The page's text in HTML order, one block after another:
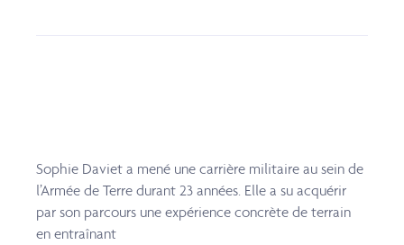
Sophie Daviet a mené une carrière militaire au sein de
l’Armée de Terre durant 23 années. Elle a su acquérir
par son parcours une expérience concrète de terrain
en entraînant